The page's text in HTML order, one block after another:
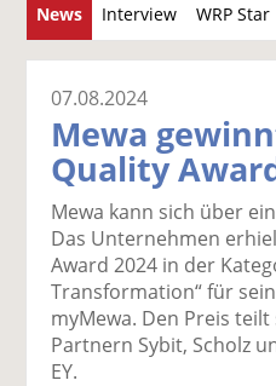
News Interview WRP Star
07.08.2024
Mewa
Quality
Mewa kann sich über
Das Unternehmen
Award 2024 in der
Transformation“ für
myMewa. Den Preis
Partnern Sybit, Scholz
EY.